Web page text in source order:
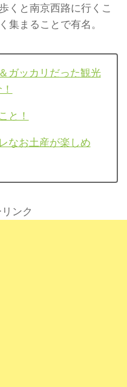
くと南京西路に行くこ
集まることで有名。
ガッカリだった観光
と！
なお土産が楽しめ
ンク